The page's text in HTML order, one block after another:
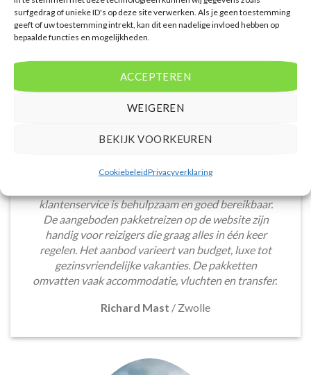
surfgedrag of unieke ID's op deze site verwerken. Als je geen toestemming
geeft of uw toestemming intrekt, kan dit een nadelige invloed hebben op
bepaalde functies en mogelijkheden.
ACCEPTEREN
WEIGEREN
BEKIJK VOORKEUREN
CookiebeleidPrivacyverklaring
Voordeligelastminutevakantie.nl is eenvoudig en
klantenservice is behulpzaam en goed bereikbaar.
De aangeboden pakketreizen op de website zijn
handig voor reizigers die graag alles in één keer
regelen. Het aanbod varieert van budget, luxe tot
gezinsvriendelijke vakanties. De pakketten
omvatten vaak accommodatie, vluchten en transfer.
Richard Mast / Zwolle